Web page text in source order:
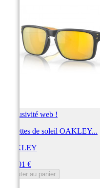
Exclusivité web !
Lunettes de soleil OAKLEY...
OAKLEY
212,01 €
Ajouter au panier